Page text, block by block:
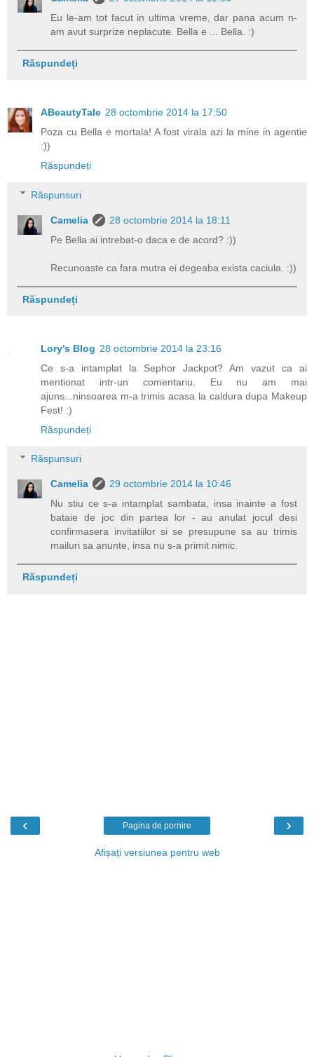
Eu le-am tot facut in ultima vreme, dar pana acum n-
am avut surprize neplacute. Bella e ... Bella. :)
Răspundeți
ABeautyTale 28 octombrie 2014 la 17:50
Poza cu Bella e mortala! A fost virala azi la mine in agentie
:))
Răspundeți
Răspunsuri
Camelia
28 octombrie 2014 la 18:11
Pe Bella ai intrebat-o daca e de acord? :))
Recunoaste ca fara mutra ei degeaba exista caciula. :))
Răspundeți
Lory's Blog 28 octombrie 2014 la 23:16
Ce s-a intamplat la Sephor Jackpot? Am vazut ca ai
mentionat intr-un comentariu. Eu nu am mai
ajuns...ninsoarea m-a trimis acasa la caldura dupa Makeup
Fest! :)
Răspundeți
Răspunsuri
Camelia
29 octombrie 2014 la 10:46
Nu stiu ce s-a intamplat sambata, insa inainte a fost
bataie de joc din partea lor - au anulat jocul desi
confirmasera invitatiilor si se presupune sa au trimis
mailuri sa anunte, insa nu s-a primit nimic.
Răspundeți
‹ ›
Pagina de pornire
Afișați versiunea pentru web